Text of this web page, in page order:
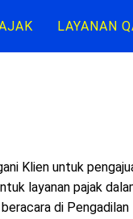
LAYANAN
Klien untuk
layanan pajak
di